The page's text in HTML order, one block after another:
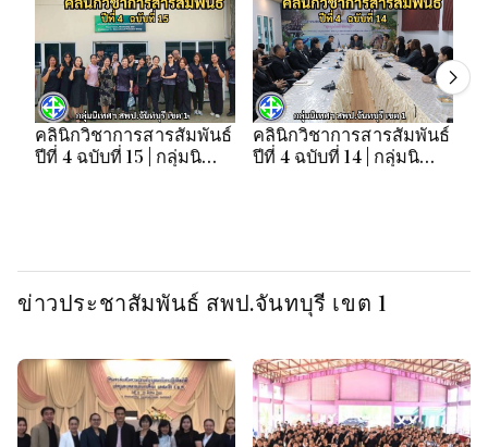
คลินิกวิชาการสารสัมพันธ์
ปีที่ 4 ฉบับที่ 15 | กลุ่มนิ
คลินิกวิชาการสารสัมพันธ์
ปีที่ 4 ฉบับที่ 14 | กลุ่มนิ
ข่าวประชาสัมพันธ์ สพป.จันทบุรี เขต 1